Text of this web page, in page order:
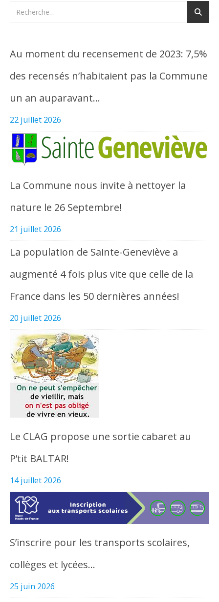
Au moment du recensement de 2023: 7,5%
des recensés n’habitaient pas la Commune
un an auparavant…
22 juillet 2026
La Commune nous invite à nettoyer la
nature le 26 Septembre!
21 juillet 2026
La population de Sainte-Geneviève a
augmenté 4 fois plus vite que celle de la
France dans les 50 dernières années!
20 juillet 2026
Le CLAG propose une sortie cabaret au
P’tit BALTAR!
14 juillet 2026
S’inscrire pour les transports scolaires,
collèges et lycées…
25 juin 2026